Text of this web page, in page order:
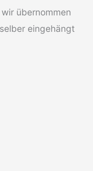
übernommen
eingehängt